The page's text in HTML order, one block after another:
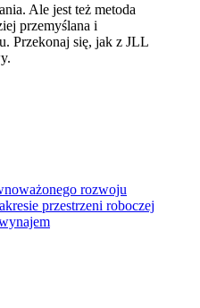
Ale jest też metoda
przemyślana i
Przekonaj się, jak z JLL
rozwoju
przestrzeni roboczej